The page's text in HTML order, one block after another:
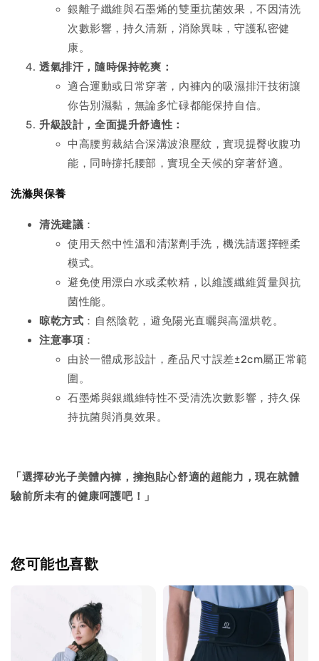
銀離子纖維與石墨烯的雙重抗菌效果，不因清洗
次數影響，持久清新，消除異味，守護私密健
康。
透氣排汗，隨時保持乾爽：
適合運動或日常穿著，內褲內的吸濕排汗技術讓
你告別濕黏，無論多忙碌都能保持自信。
升級設計，全面提升舒適性：
中高腰剪裁結合深溝波浪壓紋，實現提臀收腹功
能，同時撐托腰部，實現全天候的穿著舒適。
洗滌與保養
清洗建議 ：
使用天然中性溫和清潔劑手洗，機洗請選擇輕柔
模式。
避免使用漂白水或柔軟精，以維護纖維質量與抗
菌性能。
晾乾方式 ：自然陰乾，避免陽光直曬與高溫烘乾。
注意事項 ：
由於一體成形設計，產品尺寸誤差±2cm屬正常範
圍。
石墨烯與銀纖維特性不受清洗次數影響，持久保
持抗菌與消臭效果。
「選擇矽光子美體內褲，擁抱貼心舒適的超能力，現在就體
驗前所未有的健康呵護吧！」
您可能也喜歡